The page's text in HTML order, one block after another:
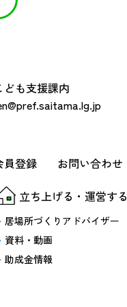
ども支援課内
員登録 お問い合わせ
立ち上げる・運営する
居場所づくりアドバイザー
資料・動画
助成金情報